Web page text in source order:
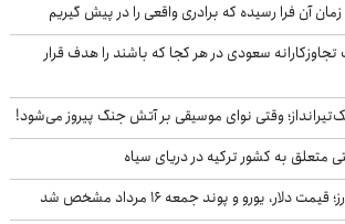
زمان آن فرا رسیده که برادری واقعی را در پیش گیریم
سعودی در هر کجا که باشند را هدف قرار
تک‌تیرانداز؛ وقتی نوای موسیقی بر آتش جنگ پیروز می‌شود!
متعلق به کشور ترکیه در دریای سیاه
دلار، یورو و پوند جمعه ۱۶ مرداد مشخص شد